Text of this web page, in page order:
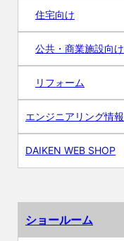
住宅向け
公共・商業施設向け
リフォーム
エンジニアリング情報
DAIKEN WEB SHOP
ショールーム